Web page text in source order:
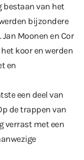
bestaan van het
bijzondere
Moonen en Cor
koor en werden
en
een deel van
de trappen van
verrast met een